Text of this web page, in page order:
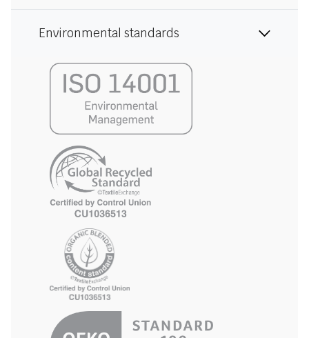
Environmental standards